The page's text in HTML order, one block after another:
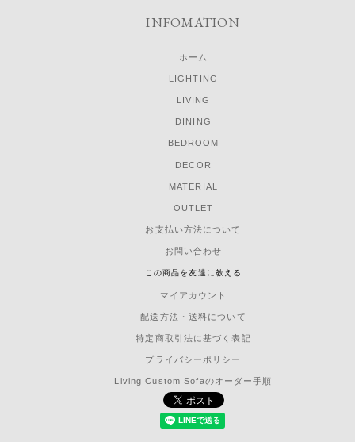
INFOMATION
ホーム
LIGHTING
LIVING
DINING
BEDROOM
DECOR
MATERIAL
OUTLET
お支払い方法について
お問い合わせ
この商品を友達に教える
マイアカウント
配送方法・送料について
特定商取引法に基づく表記
プライバシーポリシー
Living Custom Sofaのオーダー手順